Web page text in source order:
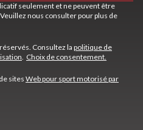
seulement et ne peuvent être
nous consulter pour plus de
Consultez la politique de
Choix de consentement.
sites Web pour sport motorisé par